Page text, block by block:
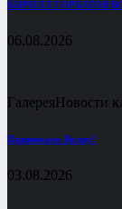
КИРИЛЛ ГОРБАТОВ
06.08.2026
ГалереяНовости
Принимаем Волну!
03.08.2026